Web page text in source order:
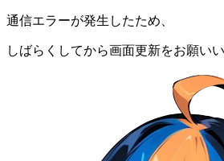
通信エラーが発生したため、
しばらくしてから画面更新をお願いい